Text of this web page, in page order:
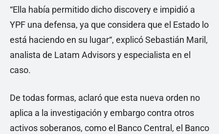
“Ella había permitido dicho discovery e impidió a
YPF una defensa, ya que considera que el Estado lo
está haciendo en su lugar“, explicó Sebastián Maril,
analista de Latam Advisors y especialista en el
caso.
De todas formas, aclaró que esta nueva orden no
aplica a la investigación y embargo contra otros
activos soberanos, como el Banco Central, el Banco